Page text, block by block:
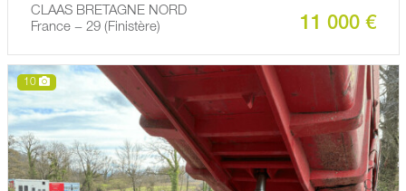
CLAAS BRETAGNE NORD
France − 29 (Finistère)
11 000 €
10